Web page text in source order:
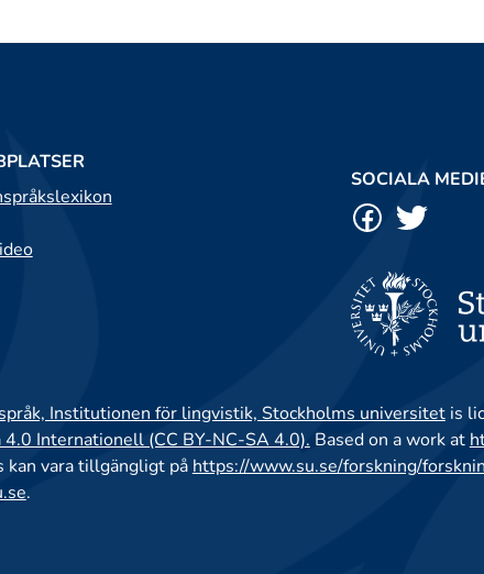
SOCIALA
Institutionen för lingvistik, Stockholms universitetis
Internationell (CC BY-NC-SA 4.0). Based on a work at
kan vara tillgängligt på https://www.su.se/forskning/
.